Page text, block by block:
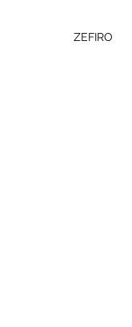
ZEFIRO